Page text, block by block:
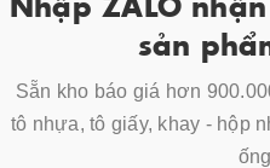
sản
Sẵn kho báo giá hơn
tô nhựa, tô giấy, khay - hộp